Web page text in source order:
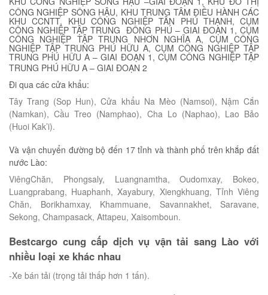
CÔNG NGHIỆP SÔNG HẬU, KHU TRUNG TÂM ĐIỀU HÀNH CÁC
KHU CCNTT, KHU CÔNG NGHIỆP TÂN PHÚ THẠNH, CỤM
CÔNG NGHIỆP TẬP TRUNG ĐÔNG PHÚ – GIAI ĐOẠN 1, CỤM
CÔNG NGHIỆP TẬP TRUNG NHƠN NGHĨA A, CỤM CÔNG
NGHIỆP TẬP TRUNG PHÚ HỮU A, CỤM CÔNG NGHIỆP TẬP
TRUNG PHÚ HỮU A – GIAI ĐOẠN 1, CỤM CÔNG NGHIỆP TẬP
TRUNG PHÚ HỮU A – GIAI ĐOẠN 2
Đi qua các cửa khẩu:
Tây Trang (Sop Hun), Cửa khẩu Na Mèo (Namsoi), Nậm Cắn
(Namkan), Cầu Treo (Namphao), Cha Lo (Naphao), Lao Bảo
(Huoi Kak’i).
Và vận chuyển đường bộ đến 17 tỉnh và thành phố trên khắp đất
nước Lào:
ViêngChăn, Phongsaly, Luangnamtha, Oudomxay, Bokeo,
Luangprabang, Huaphanh, Xayabury, Xiengkhuang, Tỉnh Viêng
Chăn, Borikhamxay, Khammuane, Savannakhet, Saravane,
Sekong, Champasack, Attapeu, Xaisomboun.
Bestcargo cung cấp dịch vụ vận tải sang Lào với
nhiều loại xe khác nhau
-Xe bán tải (trọng tải thấp hơn 1 tấn).